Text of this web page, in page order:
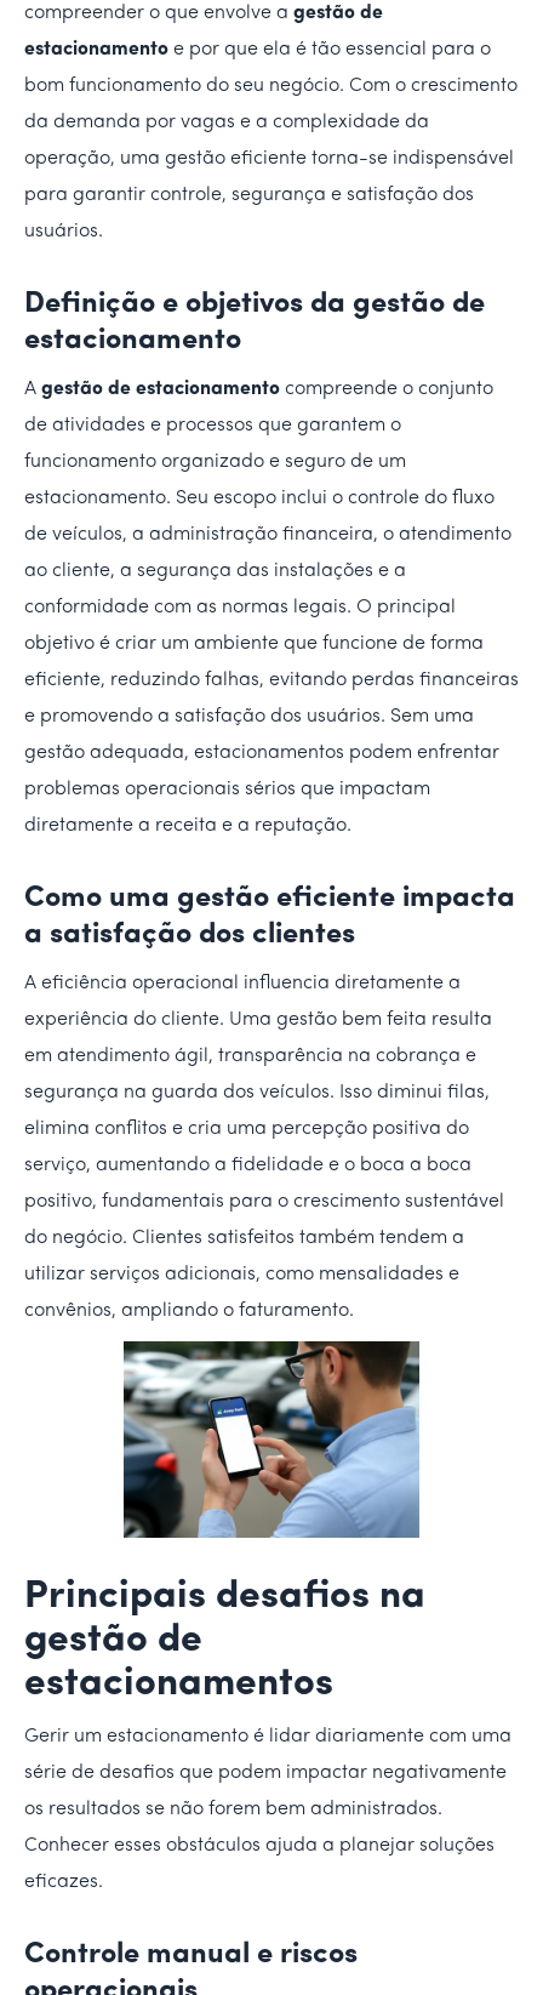
compreender o que envolve a gestão de
estacionamento e por que ela é tão essencial para o
bom funcionamento do seu negócio. Com o crescimento
da demanda por vagas e a complexidade da
operação, uma gestão eficiente torna-se indispensável
para garantir controle, segurança e satisfação dos
usuários.
Definição e objetivos da gestão de
estacionamento
A gestão de estacionamento compreende o conjunto
de atividades e processos que garantem o
funcionamento organizado e seguro de um
estacionamento. Seu escopo inclui o controle do fluxo
de veículos, a administração financeira, o atendimento
ao cliente, a segurança das instalações e a
conformidade com as normas legais. O principal
objetivo é criar um ambiente que funcione de forma
eficiente, reduzindo falhas, evitando perdas financeiras
e promovendo a satisfação dos usuários. Sem uma
gestão adequada, estacionamentos podem enfrentar
problemas operacionais sérios que impactam
diretamente a receita e a reputação.
Como uma gestão eficiente impacta
a satisfação dos clientes
A eficiência operacional influencia diretamente a
experiência do cliente. Uma gestão bem feita resulta
em atendimento ágil, transparência na cobrança e
segurança na guarda dos veículos. Isso diminui filas,
elimina conflitos e cria uma percepção positiva do
serviço, aumentando a fidelidade e o boca a boca
positivo, fundamentais para o crescimento sustentável
do negócio. Clientes satisfeitos também tendem a
utilizar serviços adicionais, como mensalidades e
convênios, ampliando o faturamento.
Principais desafios na
gestão de
estacionamentos
Gerir um estacionamento é lidar diariamente com uma
série de desafios que podem impactar negativamente
os resultados se não forem bem administrados.
Conhecer esses obstáculos ajuda a planejar soluções
eficazes.
Controle manual e riscos